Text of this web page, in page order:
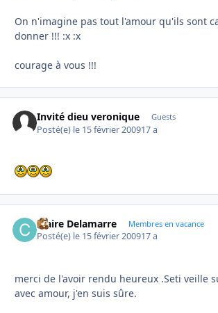
On n'imagine pas tout l'amour qu'ils sont
donner !!! :x :x
courage à vous !!!
Invité dieu veronique Guests
Posté(e) le 15 février 200917 a
Claire Delamarre Membres en vacance
Posté(e) le 15 février 200917 a
merci de l'avoir rendu heureux .Seti veille
avec amour, j'en suis sûre.